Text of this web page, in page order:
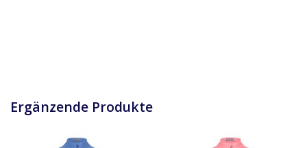
Ergänzende Produkte